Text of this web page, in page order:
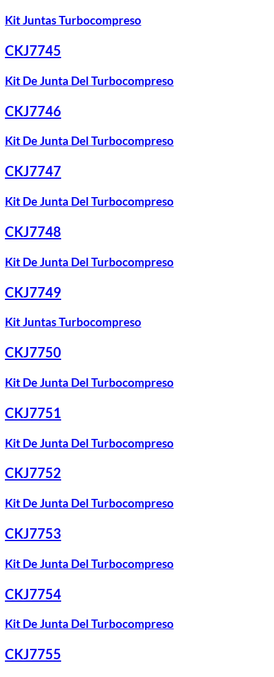
Kit Juntas Turbocompreso
CKJ7745
Kit De Junta Del Turbocompreso
CKJ7746
Kit De Junta Del Turbocompreso
CKJ7747
Kit De Junta Del Turbocompreso
CKJ7748
Kit De Junta Del Turbocompreso
CKJ7749
Kit Juntas Turbocompreso
CKJ7750
Kit De Junta Del Turbocompreso
CKJ7751
Kit De Junta Del Turbocompreso
CKJ7752
Kit De Junta Del Turbocompreso
CKJ7753
Kit De Junta Del Turbocompreso
CKJ7754
Kit De Junta Del Turbocompreso
CKJ7755